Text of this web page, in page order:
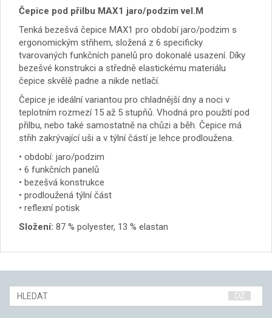
Čepice pod přilbu MAX1 jaro/podzim vel.M
Tenká bezešvá čepice MAX1 pro období jaro/podzim s
ergonomickým střihem, složená z 6 specificky
tvarovaných funkčních panelů pro dokonalé usazení. Díky
bezešvé konstrukci a středně elastickému materiálu
čepice skvělě padne a nikde netlačí.
Čepice je ideální variantou pro chladnější dny a noci v
teplotním rozmezí 15 až 5 stupňů. Vhodná pro použití pod
přilbu, nebo také samostatně na chůzi a běh. Čepice má
střih zakrývající uši a v týlní částí je lehce prodloužena.
• období: jaro/podzim
• 6 funkčních panelů
• bezešvá konstrukce
• prodloužená týlní část
• reflexní potisk
Složení: 87 % polyester, 13 % elastan